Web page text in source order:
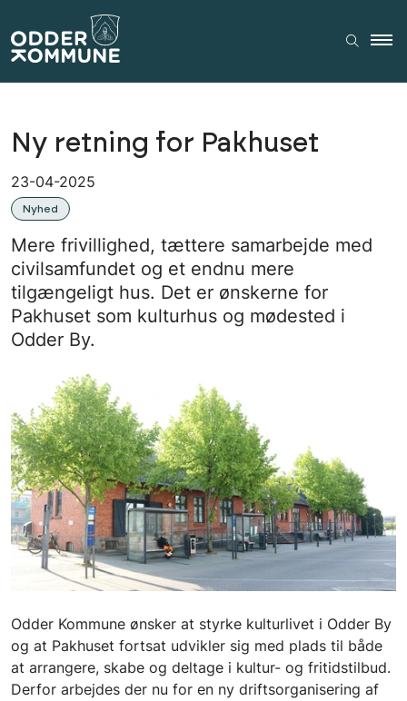
Ny retning for Pakhuset
23-04-2025
Nyhed
Mere frivillighed, tættere samarbejde med
civilsamfundet og et endnu mere
tilgængeligt hus. Det er ønskerne for
Pakhuset som kulturhus og mødested i
Odder By.
Odder Kommune ønsker at styrke kulturlivet i Odder By
og at Pakhuset fortsat udvikler sig med plads til både
at arrangere, skabe og deltage i kultur- og fritidstilbud.
Derfor arbejdes der nu for en ny driftsorganisering af